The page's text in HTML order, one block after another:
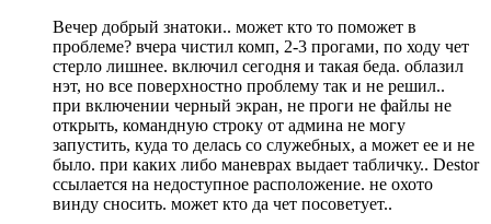
Вечер добрый знатоки.. может кто то поможет в
проблеме? вчера чистил комп, 2-3 прогами, по ходу чет
стерло лишнее. включил сегодня и такая беда. облазил
нэт, но все поверхностно проблему так и не решил..
при включении черный экран, не проги не файлы не
открыть, командную строку от админа не могу
запустить, куда то делась со служебных, а может ее и не
было. при каких либо маневрах выдает табличку.. Destor
ссылается на недоступное расположение. не охото
винду сносить. может кто да чет посоветует..